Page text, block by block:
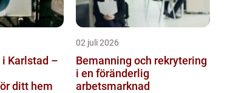
Karlstad –
ditt hem
02 juli 2026
Bemanning och rekrytering
i en föränderlig
arbetsmarknad